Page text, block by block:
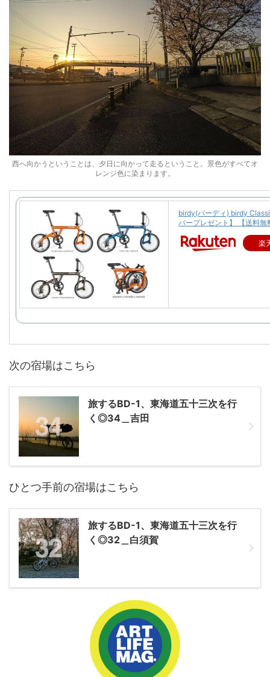
西へ向かうということは、夕日に向かって走るということ。景色がすべてオ
レンジ色に染まります。
birdy(バーディ) birdy
バープレゼント】 【送料無
楽
次の宿場はこちら
旅するBD-1、東海道五十三次を行
く◎34＿吉田
ひとつ手前の宿場はこちら
旅するBD-1、東海道五十三次を行
く◎32＿白須賀